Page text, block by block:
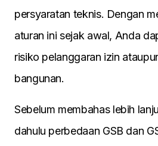
persyaratan teknis. Dengan
aturan ini sejak awal, Anda
risiko pelanggaran izin
bangunan.
Sebelum membahas lebih
dahulu perbedaan GSB dan